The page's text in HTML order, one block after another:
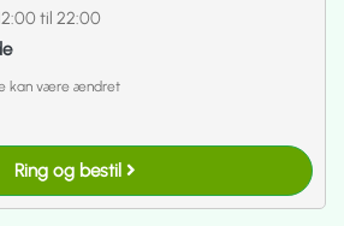
til 22:00
kan være ændret
Ring og bestil